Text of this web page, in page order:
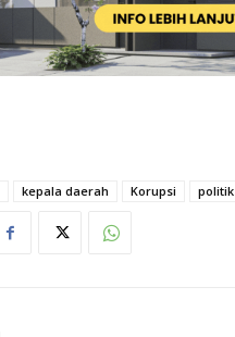
kepala daerah Korupsi politik